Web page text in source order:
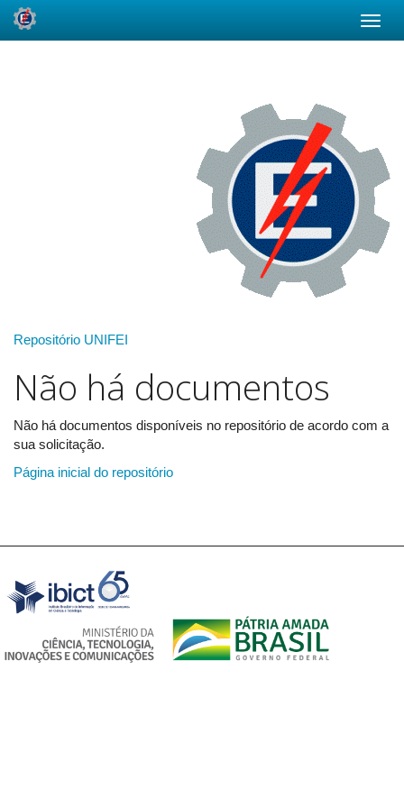
Repositório UNIFEI
Não há documentos
Não há documentos disponíveis no repositório de acordo com a
sua solicitação.
Página inicial do repositório